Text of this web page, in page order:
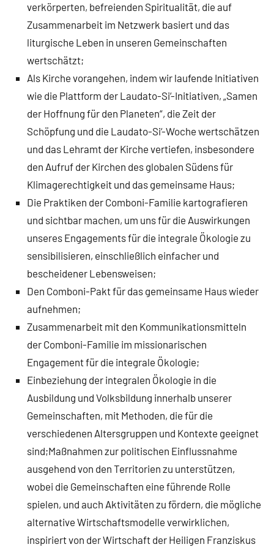
verkörperten, befreienden Spiritualität, die auf
Zusammenarbeit im Netzwerk basiert und das
liturgische Leben in unseren Gemeinschaften
wertschätzt;
Als Kirche vorangehen, indem wir laufende Initiativen
wie die Plattform der Laudato-Si‘-Initiativen, „Samen
der Hoffnung für den Planeten“, die Zeit der
Schöpfung und die Laudato-Si‘-Woche wertschätzen
und das Lehramt der Kirche vertiefen, insbesondere
den Aufruf der Kirchen des globalen Südens für
Klimagerechtigkeit und das gemeinsame Haus;
Die Praktiken der Comboni-Familie kartografieren
und sichtbar machen, um uns für die Auswirkungen
unseres Engagements für die integrale Ökologie zu
sensibilisieren, einschließlich einfacher und
bescheidener Lebensweisen;
Den Comboni-Pakt für das gemeinsame Haus wieder
aufnehmen;
Zusammenarbeit mit den Kommunikationsmitteln
der Comboni-Familie im missionarischen
Engagement für die integrale Ökologie;
Einbeziehung der integralen Ökologie in die
Ausbildung und Volksbildung innerhalb unserer
Gemeinschaften, mit Methoden, die für die
verschiedenen Altersgruppen und Kontexte geeignet
sind;Maßnahmen zur politischen Einflussnahme
ausgehend von den Territorien zu unterstützen,
wobei die Gemeinschaften eine führende Rolle
spielen, und auch Aktivitäten zu fördern, die mögliche
alternative Wirtschaftsmodelle verwirklichen,
inspiriert von der Wirtschaft der Heiligen Franziskus